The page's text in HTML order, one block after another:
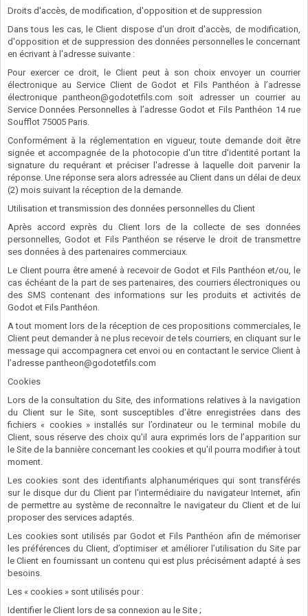
Droits d'accès, de modification, d'opposition et de suppression
Dans tous les cas, le Client dispose d'un droit d'accès, de modification,
d'opposition et de suppression des données personnelles le concernant
en écrivant à l'adresse suivante :
Pour exercer ce droit, le Client peut à son choix envoyer un courrier
électronique au Service Client de Godot et Fils Panthéon à l’adresse
électroniquepantheon@godotetfils.com soit adresser un courrier au
Service Données Personnelles à l’adresse Godot et Fils Panthéon 14 rue
Soufflot 75005 Paris.
Conformément à la réglementation en vigueur, toute demande doit être
signée et accompagnée de la photocopie d'un titre d'identité portant la
signature du requérant et préciser l'adresse à laquelle doit parvenir la
réponse. Une réponse sera alors adressée au Client dans un délai de deux
(2) mois suivant la réception de la demande.
Utilisation et transmission des données personnelles du Client
Après accord exprès du Client lors de la collecte de ses données
personnelles, Godot et Fils Panthéon se réserve le droit de transmettre
ses données à des partenaires commerciaux.
Le Client pourra être amené à recevoir de Godot et Fils Panthéon et/ou, le
cas échéant de la part de ses partenaires, des courriers électroniques ou
des SMS contenant des informations sur les produits et activités de
Godot et Fils Panthéon.
A tout moment lors de la réception de ces propositions commerciales, le
Client peut demander à ne plus recevoir de tels courriers, en cliquant sur le
message qui accompagnera cet envoi ou en contactant le service Client à
l’adresse pantheon@godotetfils.com
Cookies
Lors de la consultation du Site, des informations relatives à la navigation
du Client sur le Site, sont susceptibles d'être enregistrées dans des
fichiers « cookies » installés sur l’ordinateur ou le terminal mobile du
Client, sous réserve des choix qu'il aura exprimés lors de l’apparition sur
le Site de la bannière concernant les cookies et qu'il pourra modifier à tout
moment.
Les cookies sont des identifiants alphanumériques qui sont transférés
sur le disque dur du Client par l'intermédiaire du navigateur Internet, afin
de permettre au système de reconnaître le navigateur du Client et de lui
proposer des services adaptés.
Les cookies sont utilisés par Godot et Fils Panthéon afin de mémoriser
les préférences du Client, d’optimiser et améliorer l’utilisation du Site par
le Client en fournissant un contenu qui est plus précisément adapté à ses
besoins.
Les « cookies » sont utilisés pour :
Identifier le Client lors de sa connexion au le Site ;